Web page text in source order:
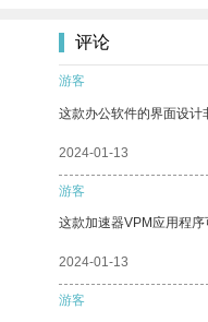
评论
游客
这款办公软件的界面设计
2024-01-13
游客
这款加速器VPM应用程
2024-01-13
游客